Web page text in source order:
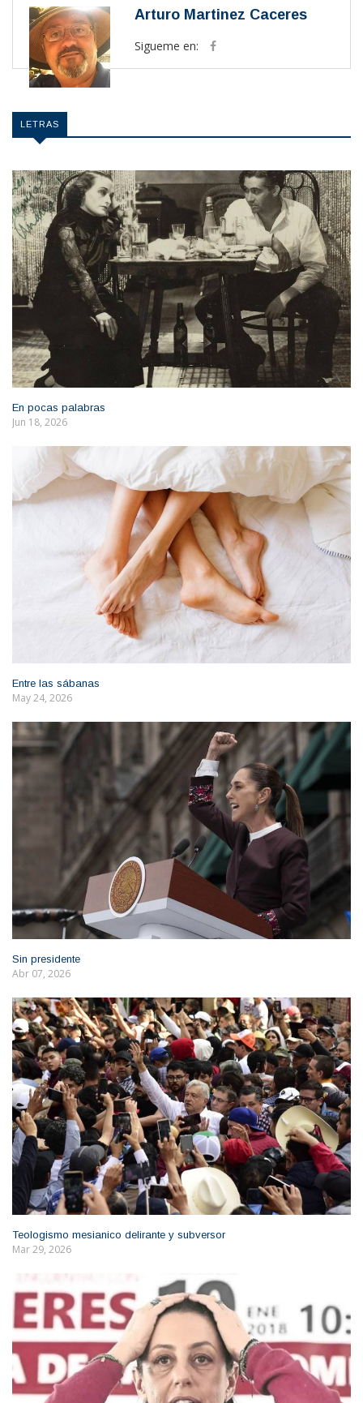
Arturo Martinez Caceres
Sigueme en:
LETRAS
En pocas palabras
Jun 18, 2026
Entre las sábanas
May 24, 2026
Sin presidente
Abr 07, 2026
Teologismo mesianico delirante y subversor
Mar 29, 2026